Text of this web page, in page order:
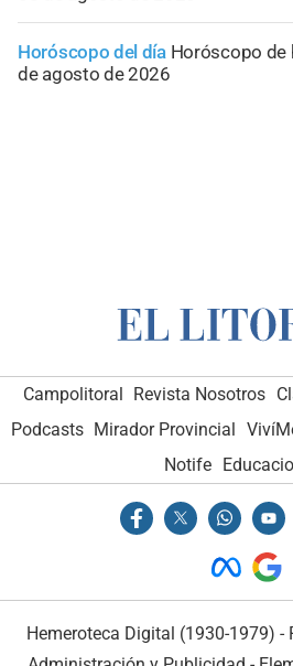
Horóscopo del día Horóscopo de
de agosto de 2026
Campolitoral Revista Nosotros
Podcasts Mirador Provincial
Notife
Hemeroteca Digital (1930-1979) -